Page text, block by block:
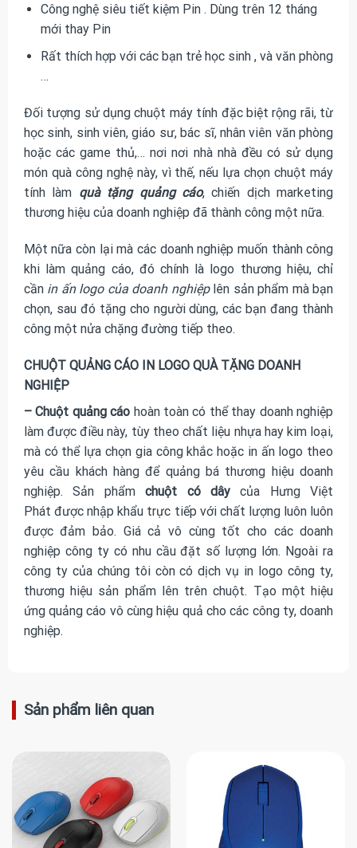
Công nghệ siêu tiết kiệm Pin . Dùng trên 12 tháng
mới thay Pin
Rất thích hợp với các bạn trẻ học sinh , và văn phòng
…
Đối tượng sử dụng chuột máy tính đặc biệt rộng rãi, từ
học sinh, sinh viên, giáo sư, bác sĩ, nhân viên văn phòng
hoặc các game thủ,… nơi nơi nhà nhà đều có sử dụng
món quà công nghệ này, vì thế, nếu lựa chọn chuột máy
tính làm quà tặng quảng cáo, chiến dịch marketing
thương hiệu của doanh nghiệp đã thành công một nữa.
Một nữa còn lại mà các doanh nghiệp muốn thành công
khi làm quảng cáo, đó chính là logo thương hiệu, chỉ
cần in ấn logo của doanh nghiệplên sản phẩm mà bạn
chọn, sau đó tặng cho người dùng, các bạn đang thành
công một nửa chặng đường tiếp theo.
CHUỘT QUẢNG CÁO IN LOGO QUÀ TẶNG DOANH
NGHIỆP
– Chuột quảng cáo hoàn toàn có thể thay doanh nghiệp
làm được điều này, tùy theo chất liệu nhựa hay kim loại,
mà có thể lựa chọn gia công khắc hoặc in ấn logo theo
yêu cầu khách hàng để quảng bá thương hiệu doanh
nghiệp. Sản phẩmchuột có dâycủa Hưng Việt
Phát được nhập khẩu trực tiếp với chất lượng luôn luôn
được đảm bảo. Giá cả vô cùng tốt cho các doanh
nghiệp công ty có nhu cầu đặt số lượng lớn. Ngoài ra
công ty của chúng tôi còn có dịch vụ in logo công ty,
thương hiệu sản phẩm lên trên chuột. Tạo một hiệu
ứng quảng cáo vô cùng hiệu quả cho các công ty, doanh
nghiệp.
Sản phẩm liên quan